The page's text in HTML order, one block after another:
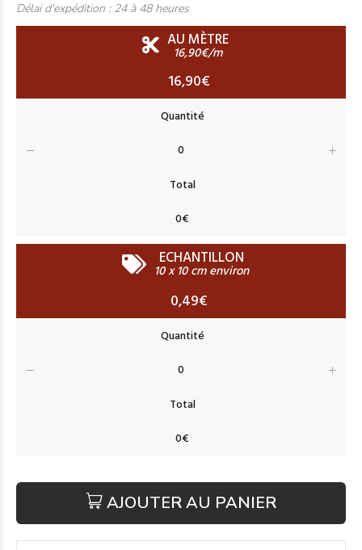
Délai d'expédition : 24 à 48 heures
AU MÈTRE
16,90€/m
16,90€
ECHANTILLON
10 x 10 cm environ
0,49€
AJOUTER AU PANIER